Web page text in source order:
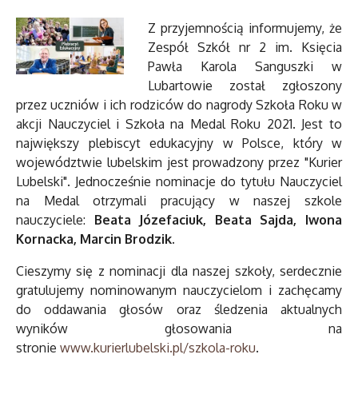
Z przyjemnością informujemy, że
Zespół Szkół nr 2 im. Księcia
Pawła Karola Sanguszki w
Lubartowie został zgłoszony
przez uczniów i ich rodziców do nagrody Szkoła Roku w
akcji Nauczyciel i Szkoła na Medal Roku 2021. Jest to
największy plebiscyt edukacyjny w Polsce, który w
województwie lubelskim jest prowadzony przez "Kurier
Lubelski". Jednocześnie nominacje do tytułu Nauczyciel
na Medal otrzymali pracujący w naszej szkole
nauczyciele: Beata Józefaciuk, Beata Sajda, Iwona
Kornacka, Marcin Brodzik.
Cieszymy się z nominacji dla naszej szkoły, serdecznie
gratulujemy nominowanym nauczycielom i zachęcamy
do oddawania głosów oraz śledzenia aktualnych
wyników głosowania na
stronie www.kurierlubelski.pl/szkola-roku.